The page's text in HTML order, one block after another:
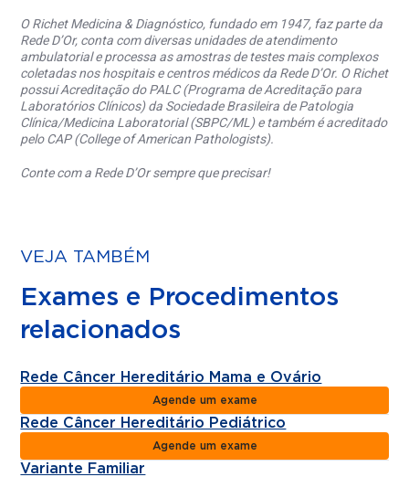
O Richet Medicina & Diagnóstico, fundado em 1947, faz parte da
Rede D’Or, conta com diversas unidades de atendimento
ambulatorial e processa as amostras de testes mais complexos
coletadas nos hospitais e centros médicos da Rede D’Or. O Richet
possui Acreditação do PALC (Programa de Acreditação para
Laboratórios Clínicos) da Sociedade Brasileira de Patologia
Clínica/Medicina Laboratorial (SBPC/ML) e também é acreditado
pelo CAP (College of American Pathologists).
Conte com a Rede D’Or sempre que precisar!
VEJA TAMBÉM
Exames e Procedimentos
relacionados
Rede Câncer Hereditário Mama e Ovário
Agende um exame
Rede Câncer Hereditário Pediátrico
Agende um exame
Variante Familiar